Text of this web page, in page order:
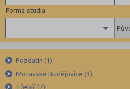
Forma studia
Dálkové
Benešov (12)
Blansko (13)
Brno-město (67)
Brno-venkov (15)
6 letá gymnázia
Se sportovní přípravou
Lycea
Technické a IT obory
Pozďatín (1)
Moravské Budějovice (3)
Třebíč (7)